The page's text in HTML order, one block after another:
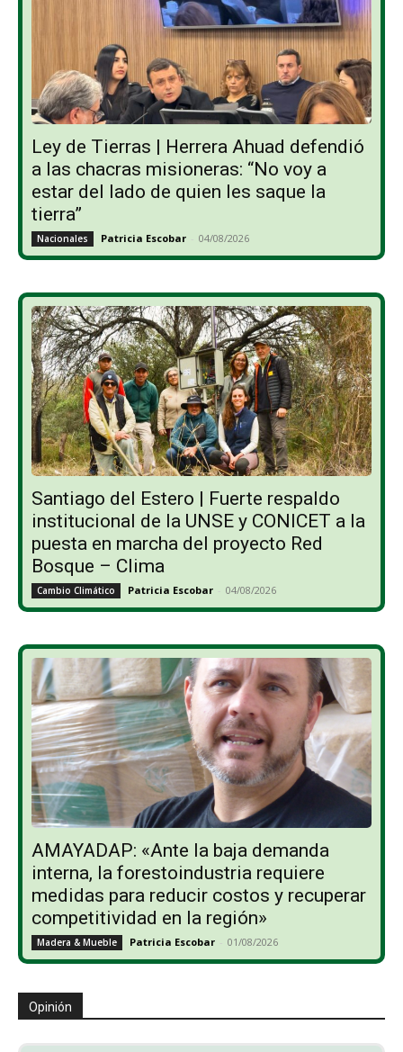
Ley de Tierras | Herrera Ahuad defendió
a las chacras misioneras: “No voy a
estar del lado de quien les saque la
tierra”
Nacionales Patricia Escobar - 04/08/2026
Santiago del Estero | Fuerte respaldo
institucional de la UNSE y CONICET a la
puesta en marcha del proyecto Red
Bosque – Clima
Cambio Climático Patricia Escobar - 04/08/2026
AMAYADAP: «Ante la baja demanda
interna, la forestoindustria requiere
medidas para reducir costos y recuperar
competitividad en la región»
Madera & Mueble Patricia Escobar - 01/08/2026
Opinión